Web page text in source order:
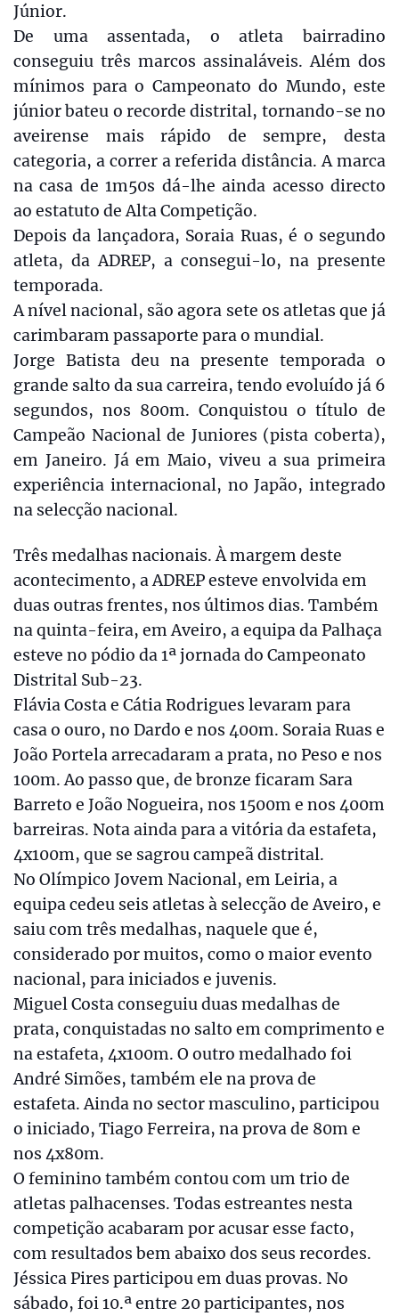
Júnior.
De uma assentada, o atleta bairradino
conseguiu três marcos assinaláveis. Além dos
mínimos para o Campeonato do Mundo, este
júnior bateu o recorde distrital, tornando-se no
aveirense mais rápido de sempre, desta
categoria, a correr a referida distância. A marca
na casa de 1m50s dá-lhe ainda acesso directo
ao estatuto de Alta Competição.
Depois da lançadora, Soraia Ruas, é o segundo
atleta, da ADREP, a consegui-lo, na presente
temporada.
A nível nacional, são agora sete os atletas que já
carimbaram passaporte para o mundial.
Jorge Batista deu na presente temporada o
grande salto da sua carreira, tendo evoluído já 6
segundos, nos 800m. Conquistou o título de
Campeão Nacional de Juniores (pista coberta),
em Janeiro. Já em Maio, viveu a sua primeira
experiência internacional, no Japão, integrado
na selecção nacional.
Três medalhas nacionais. À margem deste
acontecimento, a ADREP esteve envolvida em
duas outras frentes, nos últimos dias. Também
na quinta-feira, em Aveiro, a equipa da Palhaça
esteve no pódio da 1ª jornada do Campeonato
Distrital Sub-23.
Flávia Costa e Cátia Rodrigues levaram para
casa o ouro, no Dardo e nos 400m. Soraia Ruas e
João Portela arrecadaram a prata, no Peso e nos
100m. Ao passo que, de bronze ficaram Sara
Barreto e João Nogueira, nos 1500m e nos 400m
barreiras. Nota ainda para a vitória da estafeta,
4x100m, que se sagrou campeã distrital.
No Olímpico Jovem Nacional, em Leiria, a
equipa cedeu seis atletas à selecção de Aveiro, e
saiu com três medalhas, naquele que é,
considerado por muitos, como o maior evento
nacional, para iniciados e juvenis.
Miguel Costa conseguiu duas medalhas de
prata, conquistadas no salto em comprimento e
na estafeta, 4x100m. O outro medalhado foi
André Simões, também ele na prova de
estafeta. Ainda no sector masculino, participou
o iniciado, Tiago Ferreira, na prova de 80m e
nos 4x80m.
O feminino também contou com um trio de
atletas palhacenses. Todas estreantes nesta
competição acabaram por acusar esse facto,
com resultados bem abaixo dos seus recordes.
Jéssica Pires participou em duas provas. No
sábado, foi 10.ª entre 20 participantes, nos